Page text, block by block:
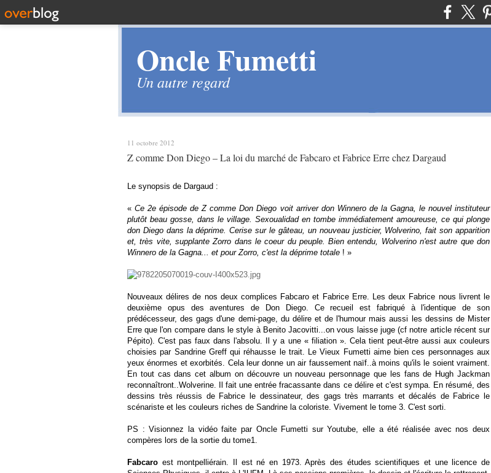
Oncle Fumetti
Un autre regard
11 octobre 2012
Z comme Don Diego – La loi du marché de Fabcaro et Fabrice Erre chez Dargaud
Le synopsis de Dargaud :
«Ce 2e épisode de Z comme Don Diego voit arriver don Winnero de la Gagna, le nouvel instituteur
plutôt beau gosse, dans le village. Sexoualidad en tombe immédiatement amoureuse, ce qui plonge
don Diego dans la déprime. Cerise sur le gâteau, un nouveau justicier, Wolverino, fait son apparition
et, très vite, supplante Zorro dans le coeur du peuple. Bien entendu, Wolverino n'est autre que don
Winnero de la Gagna... et pour Zorro, c'est la déprime totale ! »
Nouveaux délires de nos deux complices Fabcaro et Fabrice Erre. Les deux Fabrice nous livrent le
deuxième opus des aventures de Don Diego. Ce recueil est fabriqué à l'identique de son
prédécesseur, des gags d'une demi-page, du délire et de l'humour mais aussi les dessins de Mister
Erre que l'on compare dans le style à Benito Jacovitti...on vous laisse juge (cf notre article récent sur
Pépito). C'est pas faux dans l'absolu. Il y a une « filiation ». Cela tient peut-être aussi aux couleurs
choisies par Sandrine Greff qui réhausse le trait. Le Vieux Fumetti aime bien ces personnages aux
yeux énormes et exorbités. Cela leur donne un air faussement naïf..à moins qu'ils le soient vraiment.
En tout cas dans cet album on découvre un nouveau personnage que les fans de Hugh Jackman
reconnaîtront..Wolverine. Il fait une entrée fracassante dans ce délire et c'est sympa. En résumé, des
dessins très réussis de Fabrice le dessinateur, des gags très marrants et décalés de Fabrice le
scénariste et les couleurs riches de Sandrine la coloriste. Vivement le tome 3. C'est sorti.
PS : Visionnez la vidéo faite par Oncle Fumetti sur Youtube, elle a été réalisée avec nos deux
compères lors de la sortie du tome1.
Fabcaro est montpelliérain. Il est néen 1973. Après des études scientifiques et une licence de